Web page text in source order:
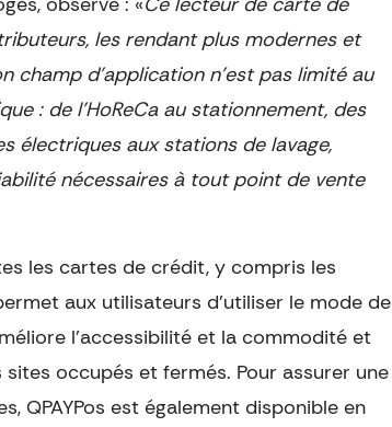
les rendant plus modernes et
champ d’application n’est pas limité au
: de l’HoReCa au stationnement, des
électriques aux stations de lavage,
nécessaires à tout point de vente
les cartes de crédit, y compris les
aux utilisateurs d’utiliser le mode de
l’accessibilité et la commodité et
occupés et fermés. Pour assurer une
QPAYPos est également disponible en